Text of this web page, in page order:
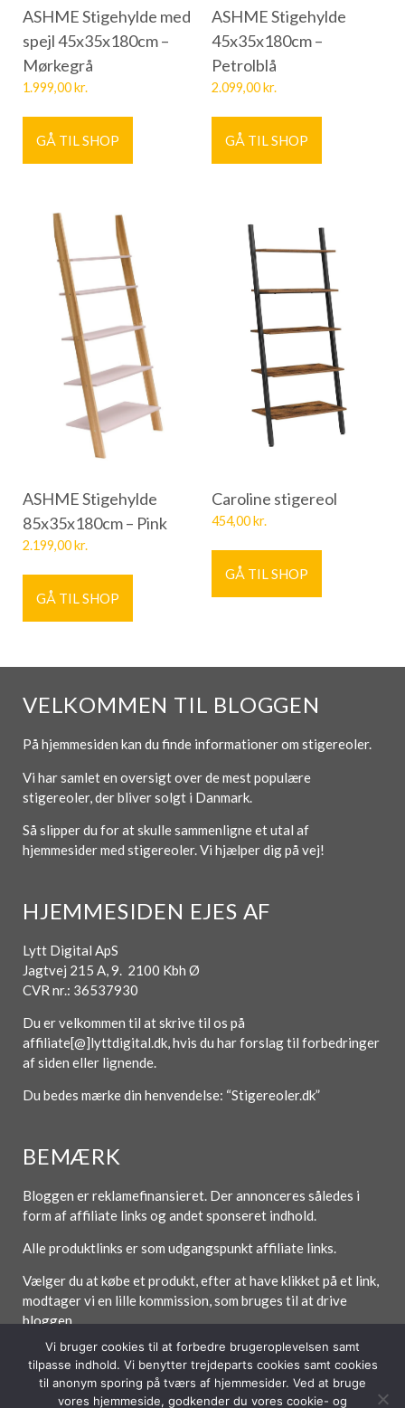
ASHME Stigehylde med
spejl 45x35x180cm –
Mørkegrå
1.999,00kr.
GÅ TIL SHOP
ASHME Stigehylde
45x35x180cm –
Petrolblå
2.099,00kr.
GÅ TIL SHOP
ASHME Stigehylde
85x35x180cm – Pink
2.199,00kr.
GÅ TIL SHOP
Caroline stigereol
454,00kr.
GÅ TIL SHOP
VELKOMMEN TIL BLOGGEN
På hjemmesiden kan du finde informationer om stigereoler.
Vi har samlet en oversigt over de mest populære
stigereoler, der bliver solgt i Danmark.
Så slipper du for at skulle sammenligne et utal af
hjemmesider med stigereoler. Vi hjælper dig på vej!
HJEMMESIDEN EJES AF
Lytt Digital ApS
Jagtvej 215 A, 9. 2100 Kbh Ø
CVR nr.: 36537930
Du er velkommen til at skrive til os på
affiliate[@]lyttdigital.dk, hvis du har forslag til forbedringer
af siden eller lignende.
Du bedes mærke din henvendelse: “Stigereoler.dk”
BEMÆRK
Bloggen er reklamefinansieret. Der annonceres således i
form af affiliate links og andet sponseret indhold.
Alle produktlinks er som udgangspunkt affiliate links.
Vælger du at købe et produkt, efter at have klikket på et link,
modtager vi en lille kommission, som bruges til at drive
bloggen.
Forside Om / Kontakt Betingelser
Vi bruger cookies til at forbedre brugeroplevelsen samt
tilpasse indhold. Vi benytter trejdeparts cookies samt cookies
til anonym sporing på tværs af hjemmesider. Ved at bruge
vores hjemmeside, godkender du vores cookie- og